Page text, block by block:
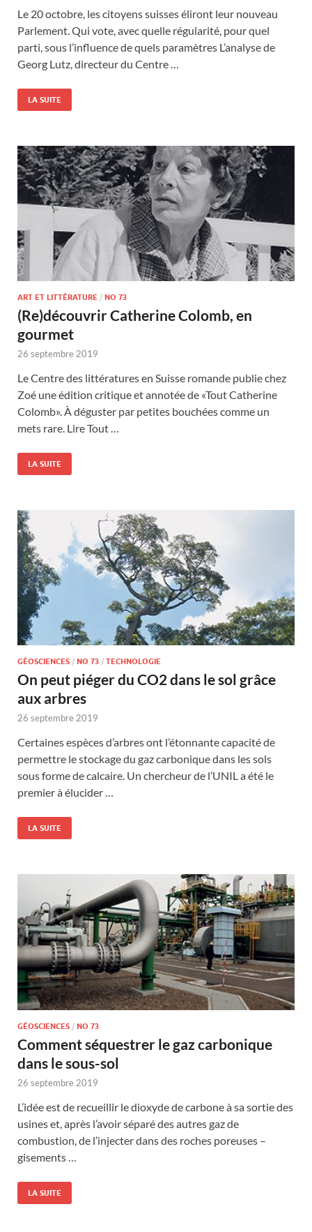
Le 20 octobre, les citoyens suisses éliront leur nouveau
Parlement. Qui vote, avec quelle régularité, pour quel
parti, sous l’influence de quels paramètres L’analyse de
Georg Lutz, directeur du Centre …
LA SUITE
ART ET LITTÉRATURE / NO 73
(Re)découvrir Catherine Colomb, en
gourmet
26 septembre 2019
Le Centre des littératures en Suisse romande publie chez
Zoé une édition critique et annotée de «Tout Catherine
Colomb». À déguster par petites bouchées comme un
mets rare. Lire Tout …
LA SUITE
GÉOSCIENCES / NO 73 / TECHNOLOGIE
On peut piéger du CO2 dans le sol grâce
aux arbres
26 septembre 2019
Certaines espèces d’arbres ont l’étonnante capacité de
permettre le stockage du gaz carbonique dans les sols
sous forme de calcaire. Un chercheur de l’UNIL a été le
premier à élucider …
LA SUITE
GÉOSCIENCES / NO 73
Comment séquestrer le gaz carbonique
dans le sous-sol
26 septembre 2019
L’idée est de recueillir le dioxyde de carbone à sa sortie des
usines et, après l’avoir séparé des autres gaz de
combustion, de l’injecter dans des roches poreuses –
gisements …
LA SUITE